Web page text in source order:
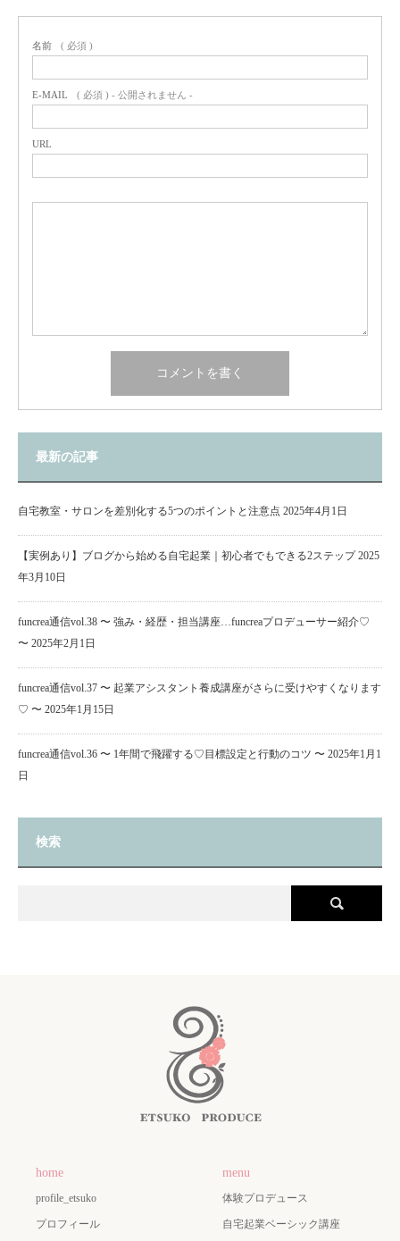
名前 ( 必須 )
E-MAIL ( 必須 ) - 公開されません -
URL
最新の記事
自宅教室・サロンを差別化する5つのポイントと注意点 2025年4月1日
【実例あり】ブログから始める自宅起業｜初心者でもできる2ステップ 2025
年3月10日
funcrea通信vol.38 〜 強み・経歴・担当講座…funcreaプロデューサー紹介♡
〜 2025年2月1日
funcrea通信vol.37 〜 起業アシスタント養成講座がさらに受けやすくなります
♡ 〜 2025年1月15日
funcrea通信vol.36 〜 1年間で飛躍する♡目標設定と行動のコツ 〜 2025年1月1
日
検索
home
profile_etsuko
プロフィール
menu
体験プロデュース
自宅起業ベーシック講座